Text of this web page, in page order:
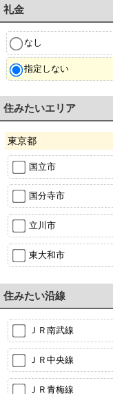
礼金
なし
指定しない
住みたいエリア
東京都
国立市
国分寺市
立川市
東大和市
住みたい沿線
ＪＲ南武線
ＪＲ中央線
ＪＲ青梅線